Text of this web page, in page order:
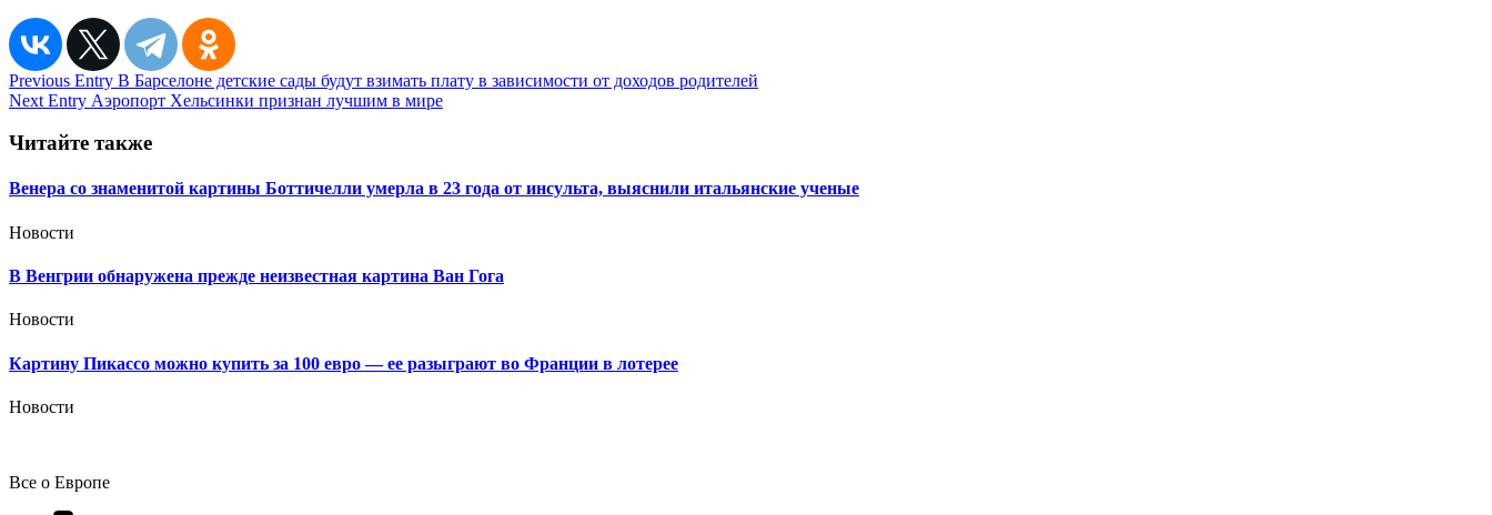
Навигация
по
записям
Previous Entry В Барселоне детские сады будут взимать плату в зависимости от доходов родителей
Next Entry Аэропорт Хельсинки признан лучшим в мире
Читайте также
Венера со знаменитой картины Боттичелли умерла в 23 года от инсульта, выяснили итальянские ученые
Новости
В Венгрии обнаружена прежде неизвестная картина Ван Гога
Новости
Картину Пикассо можно купить за 100 евро — ее разыграют во Франции в лотерее
Новости
Все о Европе